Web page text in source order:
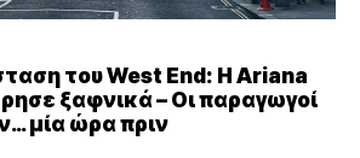
του West End: Η Αriana
ξαφνικά – Οι παραγωγοί
μία ώρα πριν